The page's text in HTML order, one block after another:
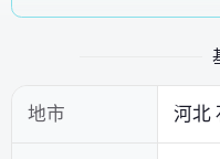
地市 河北